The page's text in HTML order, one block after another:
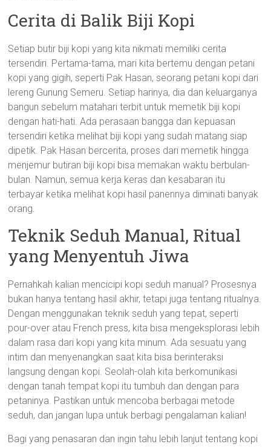
Cerita di Balik Biji Kopi
Setiap butir biji kopi yang kita nikmati memiliki cerita
tersendiri. Pertama-tama, mari kita bertemu dengan petani
kopi yang gigih, seperti Pak Hasan, seorang petani kopi dari
lereng Gunung Semeru. Setiap harinya, dia dan keluarganya
bangun sebelum matahari terbit untuk memetik biji kopi
dengan hati-hati. Ada perasaan bangga dan kepuasan
tersendiri ketika melihat biji kopi yang sudah matang siap
dipetik. Pak Hasan bercerita, proses dari memetik hingga
menjemur butiran biji kopi bisa memakan waktu berbulan-
bulan. Namun, semua kerja keras dan kesabaran itu
terbayar ketika melihat kopi hasil panennya diminati banyak
orang.
Teknik Seduh Manual, Ritual
yang Menyentuh Jiwa
Pernahkah kalian mencicipi kopi seduh manual? Prosesnya
bukan hanya tentang hasil akhir, tetapi juga tentang ritualnya.
Dengan menggunakan teknik seduh yang tepat, seperti
pour-over atau French press, kita bisa mengeksplorasi lebih
dalam rasa dari kopi yang kita minum. Ada sesuatu yang
intim dan menyenangkan saat kita bisa berinteraksi
langsung dengan kopi. Seolah-olah kita berkomunikasi
dengan tanah tempat kopi itu tumbuh dan dengan para
petaninya. Pastikan untuk mencoba berbagai metode
seduh, dan jangan lupa untuk berbagi pengalaman kalian!
Bagi yang penasaran dan ingin tahu lebih lanjut tentang kopi